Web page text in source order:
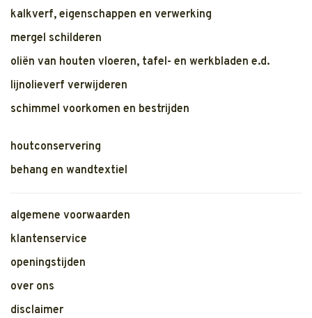
kalkverf, eigenschappen en verwerking
mergel schilderen
oliën van houten vloeren, tafel- en werkbladen e.d.
lijnolieverf verwijderen
schimmel voorkomen en bestrijden
houtconservering
behang en wandtextiel
algemene voorwaarden
klantenservice
openingstijden
over ons
disclaimer